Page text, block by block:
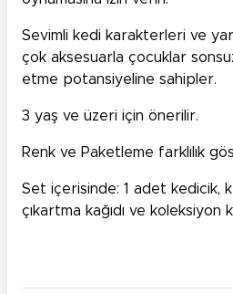
Sevimli kedi karakterleri ve
çok aksesuarla çocuklar
etme potansiyeline sahipler.
3 yaş ve üzeri için önerilir.
Renk ve Paketleme farklılık
Set içerisinde: 1 adet kedicik,
çıkartma kağıdı ve koleksiyon